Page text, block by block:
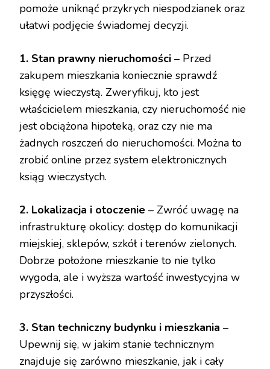
pomoże uniknąć przykrych niespodzianek oraz
ułatwi podjęcie świadomej decyzji.
1. Stan prawny nieruchomości – Przed
zakupem mieszkania koniecznie sprawdź
księgę wieczystą. Zweryfikuj, kto jest
właścicielem mieszkania, czy nieruchomość nie
jest obciążona hipoteką, oraz czy nie ma
żadnych roszczeń do nieruchomości. Można to
zrobić online przez system elektronicznych
ksiąg wieczystych.
2. Lokalizacja i otoczenie – Zwróć uwagę na
infrastrukturę okolicy: dostęp do komunikacji
miejskiej, sklepów, szkół i terenów zielonych.
Dobrze położone mieszkanie to nie tylko
wygoda, ale i wyższa wartość inwestycyjna w
przyszłości.
3. Stan techniczny budynku i mieszkania –
Upewnij się, w jakim stanie technicznym
znajduje się zarówno mieszkanie, jak i cały